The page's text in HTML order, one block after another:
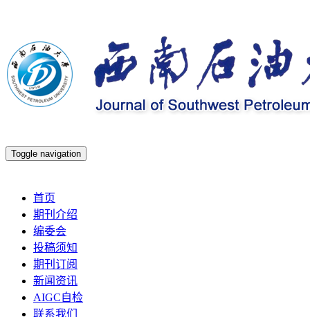
Toggle navigation
首页
期刊介绍
编委会
投稿须知
期刊订阅
新闻资讯
AIGC自检
联系我们